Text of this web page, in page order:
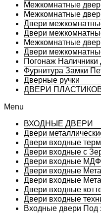
Межкомнатные
Межкомнатные
Двери
Двери
Межкомнатные
Двери
Погонаж
Фурнитура Замки
Дверные ручки
ДВЕРИ
Menu
ВХОДНЫЕ ДВЕРИ
Двери
Двери входные
Двери входные с
Двери входные
Двери входные
Двери входные
Двери входные
Двери входные
Входные двери Под